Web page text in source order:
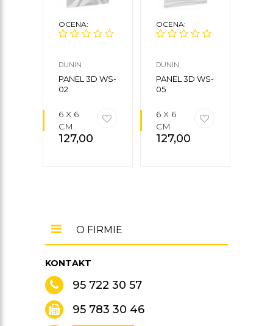
OCENA:
DUNIN
PANEL 3D WS-
02
6 X 6
CM
127,00
OCENA:
DUNIN
PANEL 3D WS-
05
6 X 6
CM
127,00
KONTAKT
95 722 30 57
95 783 30 46
O FIRMIE